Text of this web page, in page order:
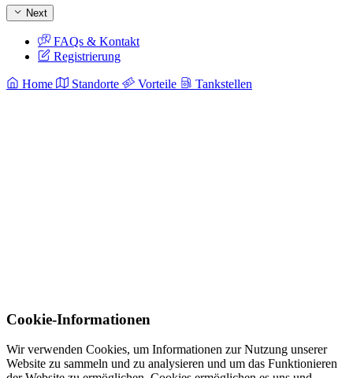
Next
FAQs & Kontakt
Registrierung
Home Standorte Vorteile Tankstellen
Cookie-Informationen
Wir verwenden Cookies, um Informationen zur Nutzung unserer
Website zu sammeln und zu analysieren und um das Funktionieren